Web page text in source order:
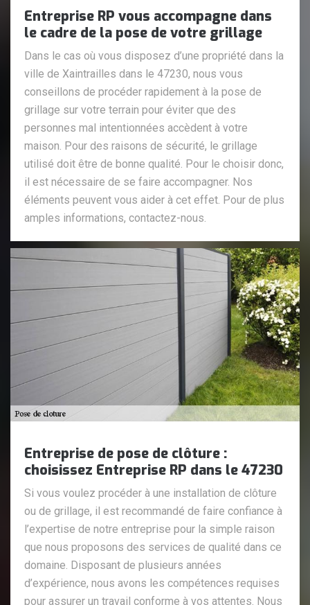
Entreprise RP vous accompagne dans
le cadre de la pose de votre grillage
Dans le cas où vous disposez d’une propriété dans la
ville de Xaintrailles dans le 47230, nous vous
conseillons de procéder rapidement à la pose de
grillage sur votre terrain pour éviter que des
personnes mal intentionnées accèdent à votre
maison. Pour des raisons de sécurité, le grillage
utilisé doit être de bonne qualité. Pour le choisir donc,
il est nécessaire de se faire accompagner. Nos
éléments peuvent vous aider à cet effet. Pour de plus
amples informations, contactez-nous.
Entreprise de pose de clôture :
choisissez Entreprise RP dans le 47230
Si vous voulez procéder à une installation de clôture
ou de grillage, il est recommandé de faire confiance à
l’expertise de notre entreprise pour la simple raison
que nous proposons des services de qualité dans ce
domaine. Disposant de plusieurs années
d’expérience, nous avons les compétences requises
pour assurer un travail conforme à vos attentes. Nous